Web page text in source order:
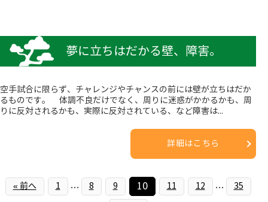
夢に立ちはだかる壁、障害。
空手試合に限らず、チャレンジやチャンスの前には壁が立ちはだか
るものです。 体調不良だけでなく、周りに迷惑がかかるかも、周
りに反対されるかも、実際に反対されている、など障害は...
詳細はこちら
« 前へ 1 … 8 9 10 11 12 … 35